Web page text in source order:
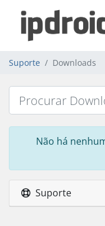
Suporte Downloads
Não há
Suporte